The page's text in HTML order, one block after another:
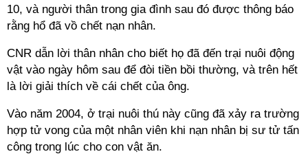
10, và người thân trong gia đình sau đó được thông báo
rằng hổ đã vồ chết nạn nhân.
CNR dẫn lời thân nhân cho biết họ đã đến trại nuôi động
vật vào ngày hôm sau để đòi tiền bồi thường, và trên hết
là lời giải thích về cái chết của ông.
Vào năm 2004, ở trại nuôi thú này cũng đã xảy ra trường
hợp tử vong của một nhân viên khi nạn nhân bị sư tử tấn
công trong lúc cho con vật ăn.